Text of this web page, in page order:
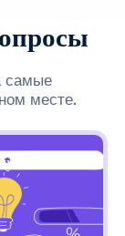
самые
месте.